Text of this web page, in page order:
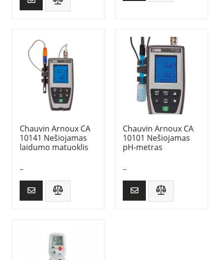
Chauvin Arnoux CA
10141 Nešiojamas
laidumo matuoklis
–
Chauvin Arnoux CA
10101 Nešiojamas
pH-metras
–